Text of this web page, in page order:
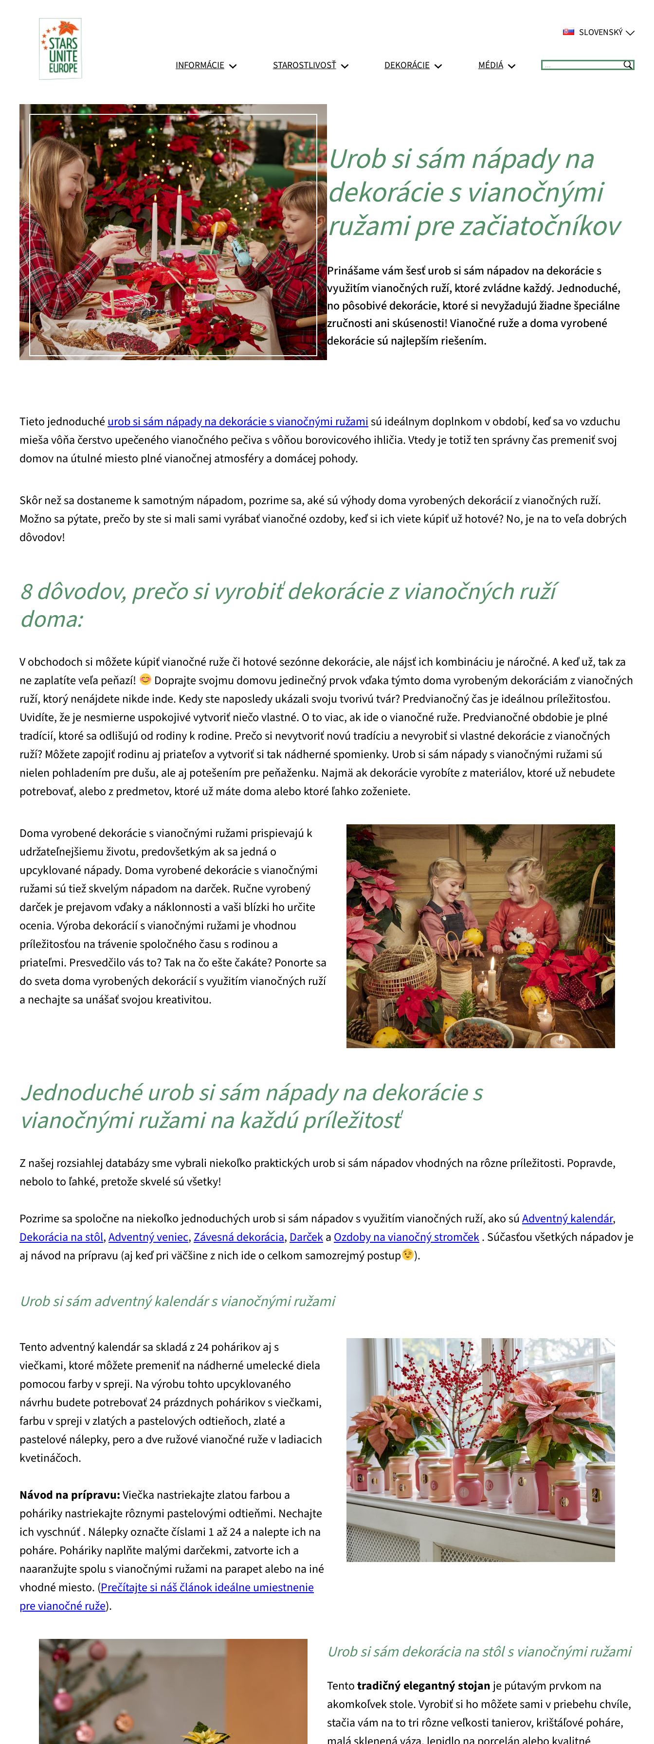
SLOVENSKÝ
INFORMÁCIE STAROSTLIVOSŤ DEKORÁCIE MÉDIÁ Suchen
Urob si sám nápady na
dekorácie s vianočnými
ružami pre začiatočníkov
Prinášame vám šesť urob si sám nápadov na dekorácie s
využitím vianočných ruží, ktoré zvládne každý. Jednoduché,
no pôsobivé dekorácie, ktoré si nevyžadujú žiadne špeciálne
zručnosti ani skúsenosti! Vianočné ruže a doma vyrobené
dekorácie sú najlepším riešením.
Tieto jednoduchéurob si sám nápady na dekorácie s vianočnými ružamisú ideálnym doplnkom v období, keď sa vo vzduchu
mieša vôňa čerstvo upečeného vianočného pečiva s vôňou borovicového ihličia. Vtedy je totiž ten správny čas premeniť svoj
domov na útulné miesto plné vianočnej atmosféry a domácej pohody.
Skôr než sa dostaneme k samotným nápadom, pozrime sa, aké sú výhody doma vyrobených dekorácií z vianočných ruží.
Možno sa pýtate, prečo by ste si mali sami vyrábať vianočné ozdoby, keď si ich viete kúpiť už hotové? No, je na to veľa dobrých
dôvodov!
8 dôvodov, prečo si vyrobiť dekorácie z vianočných ruží
doma:
V obchodoch si môžete kúpiť vianočné ruže či hotové sezónne dekorácie, ale nájsť ich kombináciu je náročné. A keď už, tak za
ne zaplatíte veľa peňazí!
Doprajte svojmu domovu jedinečný prvok vďaka týmto doma vyrobeným dekoráciám z vianočných
ruží, ktorý nenájdete nikde inde. Kedy ste naposledy ukázali svoju tvorivú tvár? Predvianočný čas je ideálnou príležitosťou.
Uvidíte, že je nesmierne uspokojivé vytvoriť niečo vlastné. O to viac, ak ide o vianočné ruže. Predvianočné obdobie je plné
tradícií, ktoré sa odlišujú od rodiny k rodine. Prečo si nevytvoriť novú tradíciu a nevyrobiť si vlastné dekorácie z vianočných
ruží? Môžete zapojiť rodinu aj priateľov a vytvoriť si tak nádherné spomienky. Urob si sám nápady s vianočnými ružami sú
nielen pohladením pre dušu, ale aj potešením pre peňaženku. Najmä ak dekorácie vyrobíte z materiálov, ktoré už nebudete
potrebovať, alebo z predmetov, ktoré už máte doma alebo ktoré ľahko zoženiete.
Doma vyrobené dekorácie s vianočnými ružami prispievajú k
udržateľnejšiemu životu, predovšetkým ak sa jedná o
upcyklované nápady. Doma vyrobené dekorácie s vianočnými
ružami sú tiež skvelým nápadom na darček. Ručne vyrobený
darček je prejavom vďaky a náklonnosti a vaši blízki ho určite
ocenia. Výroba dekorácií s vianočnými ružami je vhodnou
príležitosťou na trávenie spoločného času s rodinou a
priateľmi. Presvedčilo vás to? Tak na čo ešte čakáte? Ponorte sa
do sveta doma vyrobených dekorácií s využitím vianočných ruží
a nechajte sa unášať svojou kreativitou.
Jednoduché urob si sám nápady na dekorácie s
vianočnými ružami na každú príležitosť
Z našej rozsiahlej databázy sme vybrali niekoľko praktických urob si sám nápadov vhodných na rôzne príležitosti. Popravde,
nebolo to ľahké, pretože skvelé sú všetky!
Pozrime sa spoločne na niekoľko jednoduchých urob si sám nápadov s využitím vianočných ruží, ako súAdventný kalendár,
Dekorácia na stôl,Adventný veniec, Závesná dekorácia, Darčeka Ozdoby na vianočný stromček. Súčasťou všetkých nápadov je
aj návod na prípravu (aj keď pri väčšine z nich ide o celkom samozrejmý postup
).
Urob si sám adventný kalendár s vianočnými ružami
Tento adventný kalendár sa skladá z 24 pohárikov aj s
viečkami, ktoré môžete premeniť na nádherné umelecké diela
pomocou farby v spreji. Na výrobu tohto upcyklovaného
návrhu budete potrebovať 24 prázdnych pohárikov s viečkami,
farbu v spreji v zlatých a pastelových odtieňoch, zlaté a
pastelové nálepky, pero a dve ružové vianočné ruže v ladiacich
kvetináčoch.
Návod na prípravu:Viečka nastriekajte zlatou farbou a
poháriky nastriekajte rôznymi pastelovými odtieňmi. Nechajte
ich vyschnúť . Nálepky označte číslami 1 až 24 a nalepte ich na
poháre. Poháriky naplňte malými darčekmi, zatvorte ich a
naaranžujte spolu s vianočnými ružami na parapet alebo na iné
vhodné miesto. (Prečítajte si náš článok ideálne umiestnenie
pre vianočné ruže).
Urob si sám dekorácia na stôl s vianočnými ružami
Tentotradičný elegantný stojan je pútavým prvkom na
akomkoľvek stole. Vyrobiť si ho môžete sami v priebehu chvíle,
stačia vám na to tri rôzne veľkosti tanierov, krištáľové poháre,